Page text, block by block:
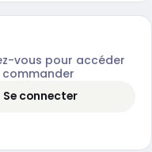
vous pour accéder
commander
Se connecter